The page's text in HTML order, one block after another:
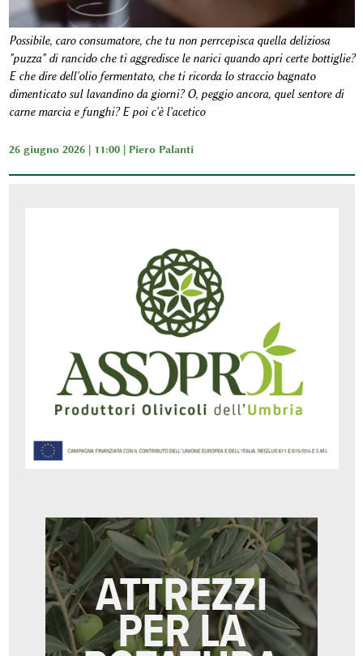
Possibile, caro consumatore, che tu non perrcepisca quella deliziosa
"puzza" di rancido che ti aggredisce le narici quando apri certe bottiglie?
E che dire dell'olio fermentato, che ti ricorda lo straccio bagnato
dimenticato sul lavandino da giorni? O, peggio ancora, quel sentore di
carne marcia e funghi? E poi c'è l'acetico
26 giugno 2026 | 11:00 | Piero Palanti